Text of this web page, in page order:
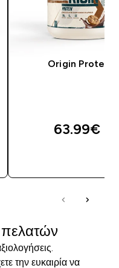
Origin Protein
63.99€‎
πελατών
την ευκαιρία να